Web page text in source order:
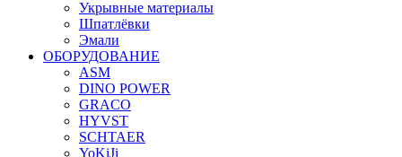
Укрывные материалы
Шпатлёвки
Эмали
ОБОРУДОВАНИЕ
ASM
DINO POWER
GRACO
HYVST
SCHTAER
YoKiJi